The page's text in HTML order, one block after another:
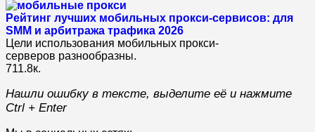
Рейтинг лучших мобильных прокси-сервисов: для
SMM и арбитража трафика 2026
Цели использования мобильных прокси-
серверов разнообразны.
711.8к.
Нашли ошибку в тексте, выделите её и нажмите
Ctrl + Enter